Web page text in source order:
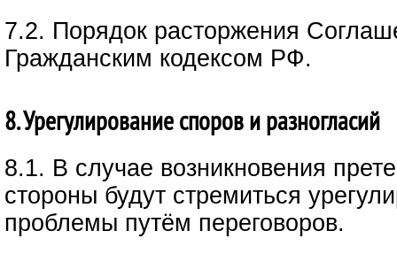
7.2. Порядок расторжения
Гражданским кодексом РФ.
8. Урегулирование споров и разногласий
8.1. В случае возникновения
стороны будут стремиться
проблемы путём переговоров.